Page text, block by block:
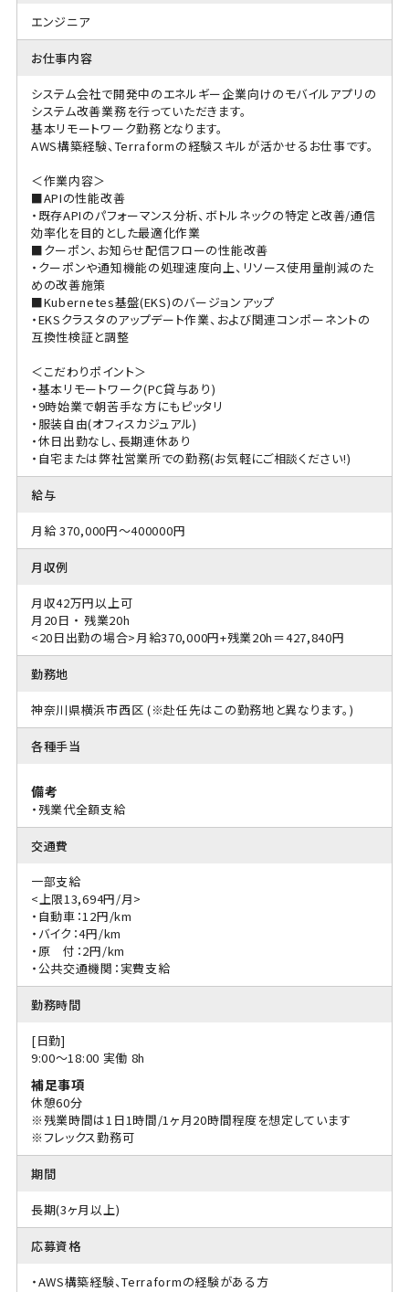
エンジニア
お仕事内容
システム会社で開発中のエネルギー企業向けのモバイルアプリの
システム改善業務を行っていただきます。
基本リモートワーク勤務となります。
AWS構築経験、Terraformの経験スキルが活かせるお仕事です。
＜作業内容＞
■APIの性能改善
・既存APIのパフォーマンス分析、ボトルネックの特定と改善/通信
効率化を目的とした最適化作業
■クーポン、お知らせ配信フローの性能改善
・クーポンや通知機能の処理速度向上、リソース使用量削減のた
めの改善施策
■Kubernetes基盤(EKS)のバージョンアップ
・EKSクラスタのアップデート作業、および関連コンポーネントの
互換性検証と調整
＜こだわりポイント＞
・基本リモートワーク(PC貸与あり)
・9時始業で朝苦手な方にもピッタリ
・服装自由(オフィスカジュアル)
・休日出勤なし、長期連休あり
・自宅または弊社営業所での勤務(お気軽にご相談ください!)
給与
月給 370,000円～400000円
月収例
月収42万円以上可
月20日 ・ 残業20h
<20日出勤の場合>月給370,000円+残業20h＝427,840円
勤務地
神奈川県横浜市西区 (※赴任先はこの勤務地と異なります。)
各種手当
備考
・残業代全額支給
交通費
一部支給
<上限13,694円/月>
・自動車：12円/km
・バイク：4円/km
・原 付：2円/km
・公共交通機関：実費支給
勤務時間
[日勤]
9:00〜18:00 実働 8h
補足事項
休憩60分
※残業時間は1日1時間/1ヶ月20時間程度を想定しています
※フレックス勤務可
期間
長期(3ヶ月以上)
応募資格
・AWS構築経験、Terraformの経験がある方